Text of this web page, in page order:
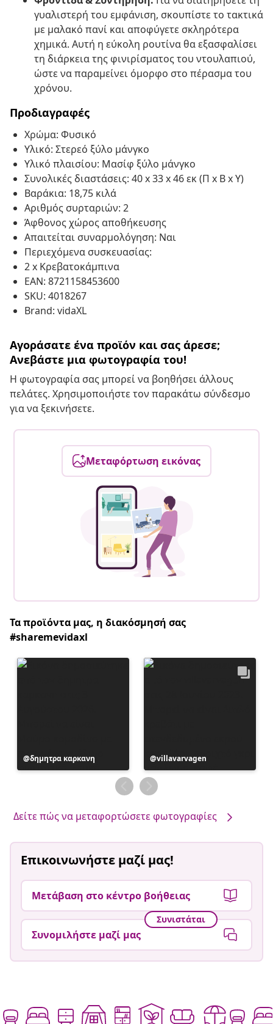
γυαλιστερή του εμφάνιση, σκουπίστε το τακτικά
με μαλακό πανί και αποφύγετε σκληρότερα
χημικά. Αυτή η εύκολη ρουτίνα θα εξασφαλίσει
τη διάρκεια της φινιρίσματος του ντουλαπιού,
ώστε να παραμείνει όμορφο στο πέρασμα του
χρόνου.
Προδιαγραφές
Χρώμα: Φυσικό
Υλικό: Στερεό ξύλο μάνγκο
Υλικό πλαισίου: Μασίφ ξύλο μάνγκο
Συνολικές διαστάσεις: 40 x 33 x 46 εκ (Π x Β x Υ)
Βαράκια: 18,75 κιλά
Αριθμός συρταριών: 2
Άφθονος χώρος αποθήκευσης
Απαιτείται συναρμολόγηση: Ναι
Περιεχόμενα συσκευασίας:
2 x Κρεβατοκάμπινα
EAN: 8721158453600
SKU: 4018267
Brand: vidaXL
Αγοράσατε ένα προϊόν και σας άρεσε;
Ανεβάστε μια φωτογραφία του!
Η φωτογραφία σας μπορεί να βοηθήσει άλλους
πελάτες. Χρησιμοποιήστε τον παρακάτω σύνδεσμο
για να ξεκινήσετε.
Μεταφόρτωση εικόνας
Τα προϊόντα μας, η διακόσμησή σας
#sharemevidaxl
Η
ανάρτηση
δημητρα καρκανη
Η
ανάρτηση
δημοσιεύθηκε
από
villavarvagen
Δείτε πώς να μεταφορτώσετε φωτογραφίες
Επικοινωνήστε μαζί μας!
Μετάβαση στο κέντρο βοήθειας
Συνιστάται
Συνομιλήστε μαζί μας